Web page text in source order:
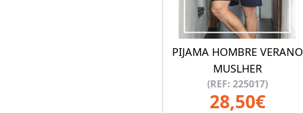
PIJAMA HOMBRE VERANO
MUSLHER
(REF: 225017)
28,50€